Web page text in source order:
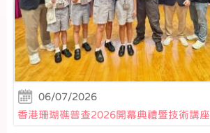
06/07/2026
香港珊瑚礁普查2026開幕典禮暨技術講座